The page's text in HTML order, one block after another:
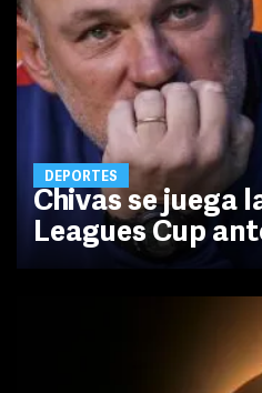
DEPORTES
Chivas se juega
Leagues Cup